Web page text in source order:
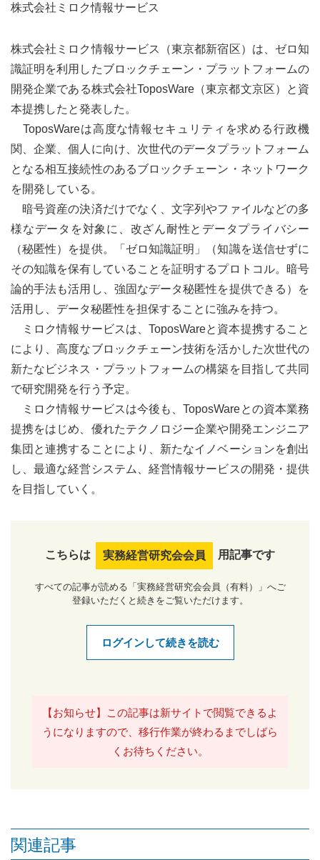
株式会社ミロク情報サービス
株式会社ミロク情報サービス（東京都新宿区）は、ゼロ知
識証明を利用したブロックチェーン・プラットフォームの
開発企業である株式会社ToposWare（東京都文京区）と資
本提携したと発表した。
ToposWareは高度な情報セキュリティを求める行政機
関、企業、個人に向け、次世代のデータプラットフォーム
となる相互接続性のあるブロックチェーン・ネットワーク
を開発している。
暗号資産の決済だけでなく、文字列やファイルなどの多
様なデータを対象に、改ざん耐性とデータプライバシー
（秘匿性）を提供。「ゼロ知識証明」（知識を送信せずに
その知識を保有していることを証明するプロトコル。暗号
論的手法も活用し、強固なデータ秘匿性を提供できる）を
活用し、データ秘匿性を担保することに強みを持つ。
ミロク情報サービスは、Topos­Wareと資本提携すること
により、高度なブロックチェーン技術を活かした次世代の
新たなビジネス・プラットフォームの構築を目指して共同
で研究開発を行う予定。
ミロク情報サービスは今後も、ToposWareとの資本業務
提携をはじめ、優れたテクノロジー企業や開発エンジニア
集団と連携することにより、新たなイノベーションを創出
し、最適な経営システム、経営情報サービスの開発・提供
を目指していく。
こちらは 実務経営研究会会員 用記事です
すべての記事が読める「実務経営研究会会員（有料）」へご
登録いただくと続きをご覧いただけます。
ログインして続きを読む
【お知らせ】この記事は新サイトで閲覧できるよ
うになりますので、移行作業が終わるまでしばら
くお待ちください。
関連記事